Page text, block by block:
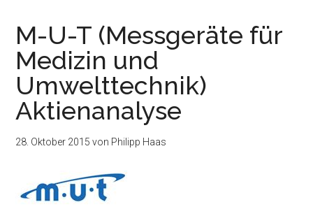
M-U-T (Messgeräte für
Medizin und
Umwelttechnik)
Aktienanalyse
28. Oktober 2015 von Philipp Haas